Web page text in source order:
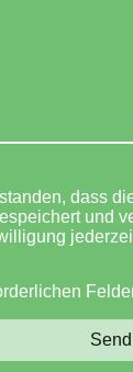
dass
und
Send